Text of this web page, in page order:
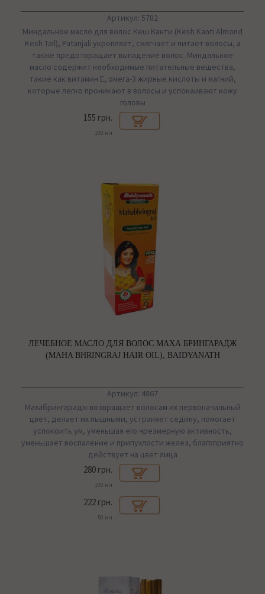
Артикул: 5782
Миндальное масло для волос Кеш Канти (Kesh Kanti Almond
Kesh Tail), Patanjali укрепляет, смягчает и питает волосы, а
также предотвращает выпадение волос. Миндальное
масло содержит необходимые питательные вещества,
такие как витамин Е, омега-3 жирные кислоты и магний,
которые легко проникают в волосы и успокаивают кожу
головы
155 грн.
100 мл
ЛЕЧЕБНОЕ МАСЛО ДЛЯ ВОЛОС МАХА БРИНГАРАДЖ
(MAHA BHRINGRAJ HAIR OIL), BAIDYANATH
Артикул: 4867
Махабрингарадж возвращает волосам их первоначальный
цвет, делает их пышными, устраняет седину, помогает
успокоить ум, уменьшая его чрезмерную активность,
уменьшает воспаление и припухлости желез, благоприятно
действует на цвет лица
280 грн.
100 мл
222 грн.
50 мл